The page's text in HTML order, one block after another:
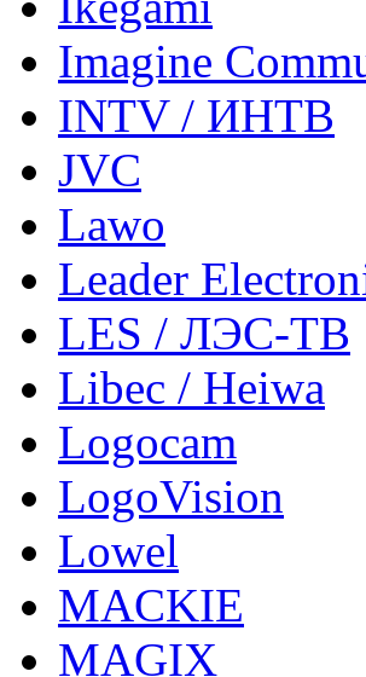
Imagine
INTV / ИНТВ
JVC
Lawo
Leader
LES / ЛЭС-ТВ
Libec / Heiwa
Logocam
LogoVision
Lowel
MACKIE
MAGIX